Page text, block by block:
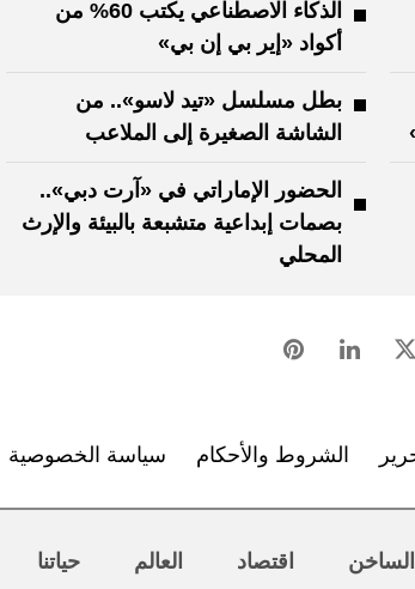
الذكاء الاصطناعي يكتب 60% من
أكواد «إير بي إن بي»
بطل مسلسل «تيد لاسو».. من
الشاشة الصغيرة إلى الملاعب
الحضور الإماراتي في «آرت دبي»..
بصمات إبداعية متشبعة بالبيئة والإرث
المحلي
الشروط والأحكام سياسة الخصوصية
اقتصاد العالم حياتنا